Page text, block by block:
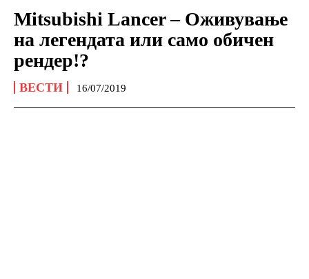
Mitsubishi Lancer – Оживување
на легендата или само обичен
рендер!?
ВЕСТИ 16/07/2019